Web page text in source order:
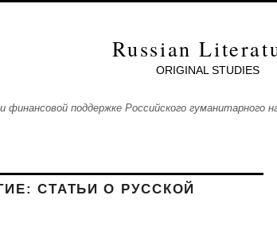
Russian
ORIGINAL STUDIES
финансовой поддержке Российского
СТАТЬИ О РУССКОЙ